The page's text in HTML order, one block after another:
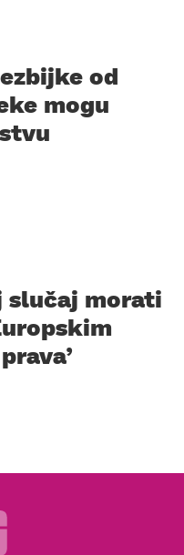
od
mogu
slučaj morati